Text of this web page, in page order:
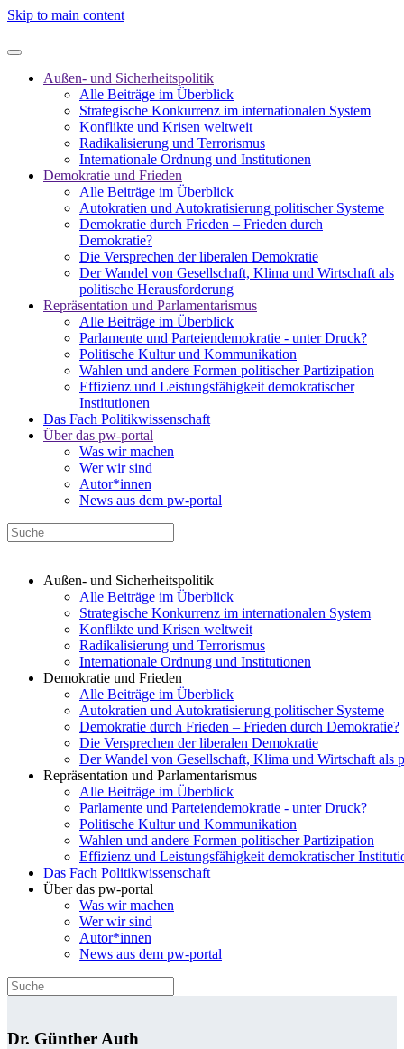
Skip to main content
Außen- und Sicherheitspolitik
Alle Beiträge im Überblick
Strategische Konkurrenz im internationalen System
Konflikte und Krisen weltweit
Radikalisierung und Terrorismus
Internationale Ordnung und Institutionen
Demokratie und Frieden
Alle Beiträge im Überblick
Autokratien und Autokratisierung politischer Systeme
Demokratie durch Frieden – Frieden durch
Demokratie?
Die Versprechen der liberalen Demokratie
Der Wandel von Gesellschaft, Klima und Wirtschaft als
politische Herausforderung
Repräsentation und Parlamentarismus
Alle Beiträge im Überblick
Parlamente und Parteiendemokratie - unter Druck?
Politische Kultur und Kommunikation
Wahlen und andere Formen politischer Partizipation
Effizienz und Leistungsfähigkeit demokratischer
Institutionen
Das Fach Politikwissenschaft
Über das pw-portal
Was wir machen
Wer wir sind
Autor*innen
News aus dem pw-portal
Außen- und Sicherheitspolitik
Alle Beiträge im Überblick
Strategische Konkurrenz im internationalen System
Konflikte und Krisen weltweit
Radikalisierung und Terrorismus
Internationale Ordnung und Institutionen
Demokratie und Frieden
Alle Beiträge im Überblick
Autokratien und Autokratisierung politischer Systeme
Demokratie durch Frieden – Frieden durch Demokratie?
Die Versprechen der liberalen Demokratie
Der Wandel von Gesellschaft, Klima und Wirtschaft als
Repräsentation und Parlamentarismus
Alle Beiträge im Überblick
Parlamente und Parteiendemokratie - unter Druck?
Politische Kultur und Kommunikation
Wahlen und andere Formen politischer Partizipation
Effizienz und Leistungsfähigkeit demokratischer
Das Fach Politikwissenschaft
Über das pw-portal
Was wir machen
Wer wir sind
Autor*innen
News aus dem pw-portal
Dr. Günther Auth